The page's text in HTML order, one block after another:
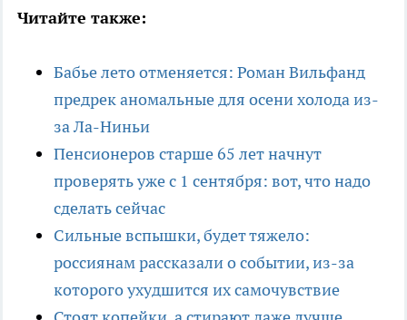
Читайте также:
Бабье лето отменяется: Роман Вильфанд
предрек аномальные для осени холода из-
за Ла-Ниньи
Пенсионеров старше 65 лет начнут
проверять уже с 1 сентября: вот, что надо
сделать сейчас
Сильные вспышки, будет тяжело:
россиянам рассказали о событии, из-за
которого ухудшится их самочувствие